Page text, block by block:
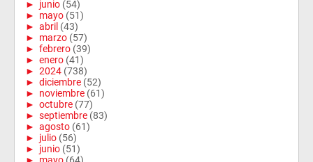
► junio (54)
► mayo (51)
► abril (43)
► marzo (57)
► febrero (39)
► enero (41)
► 2024 (738)
► diciembre (52)
► noviembre (61)
► octubre (77)
► septiembre (83)
► agosto (61)
► julio (56)
► junio (51)
► mayo (64)